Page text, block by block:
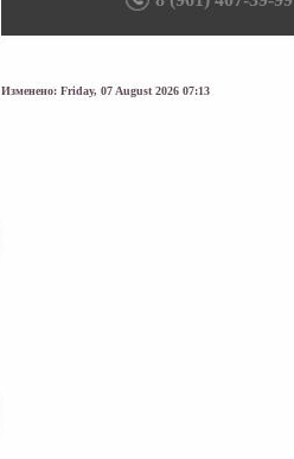
Изменено: Friday, 07 August 2026 07:13